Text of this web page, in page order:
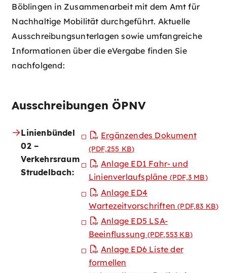
Böblingen in Zusammenarbeit mit dem Amt für
Nachhaltige Mobilität durchgeführt. Aktuelle
Ausschreibungsunterlagen sowie umfangreiche
Informationen über die eVergabe finden Sie
nachfolgend:
Ausschreibungen ÖPNV
Linienbündel
02 –
Verkehrsraum
Strudelbach:
Ergänzendes Dokument
(PDF,255 KB)
Anlage ED1 Fahr- und
Linienverlaufspläne (PDF,3 MB)
Anlage ED4
Wartezeitvorschriften (PDF,83 KB)
Anlage ED5 LSA-
Beeinflussung (PDF,553 KB)
Anlage ED6 Liste der
formellen